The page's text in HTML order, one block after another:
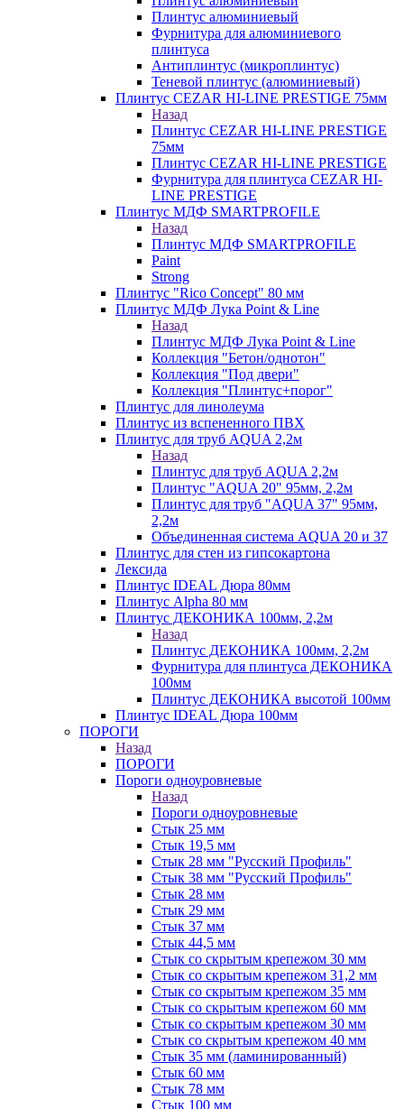
Плинтус алюминиевый
Фурнитура для алюминиевого
плинтуса
Антиплинтус (микроплинтус)
Теневой плинтус (алюминиевый)
Плинтус CEZAR HI-LINE PRESTIGE 75мм
Назад
Плинтус CEZAR HI-LINE PRESTIGE
75мм
Плинтус CEZAR HI-LINE PRESTIGE
Фурнитура для плинтуса CEZAR HI-
LINE PRESTIGE
Плинтус МДФ SMARTPROFILE
Назад
Плинтус МДФ SMARTPROFILE
Paint
Strong
Плинтус "Rico Concept" 80 мм
Плинтус МДФ Лука Point & Line
Назад
Плинтус МДФ Лука Point & Line
Коллекция "Бетон/однотон"
Коллекция "Под двери"
Коллекция "Плинтус+порог"
Плинтус для линолеума
Плинтус из вспененного ПВХ
Плинтус для труб AQUA 2,2м
Назад
Плинтус для труб AQUA 2,2м
Плинтус "AQUA 20" 95мм, 2,2м
Плинтус для труб "AQUA 37" 95мм,
2,2м
Объединенная система AQUA 20 и 37
Плинтус для стен из гипсокартона
Лексида
Плинтус IDEAL Дюра 80мм
Плинтус Alpha 80 мм
Плинтус ДЕКОНИКА 100мм, 2,2м
Назад
Плинтус ДЕКОНИКА 100мм, 2,2м
Фурнитура для плинтуса ДЕКОНИКА
100мм
Плинтус ДЕКОНИКА высотой 100мм
Плинтус IDEAL Дюра 100мм
ПОРОГИ
Назад
ПОРОГИ
Пороги одноуровневые
Назад
Пороги одноуровневые
Стык 25 мм
Стык 19,5 мм
Стык 28 мм "Русский Профиль"
Стык 38 мм "Русский Профиль"
Стык 28 мм
Стык 29 мм
Стык 37 мм
Стык 44,5 мм
Стык со скрытым крепежом 30 мм
Стык со скрытым крепежом 31,2 мм
Стык со скрытым крепежом 35 мм
Стык со скрытым крепежом 60 мм
Стык со скрытым крепежом 30 мм
Стык со скрытым крепежом 40 мм
Стык 35 мм (ламинированный)
Стык 60 мм
Стык 78 мм
Стык 100 мм